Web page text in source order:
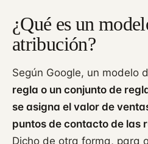
¿Qué es un
atribución?
Según Google, un modelo
regla o un conjunto de
se asigna el valor de
puntos de contacto de las
Dicho de otra forma, para